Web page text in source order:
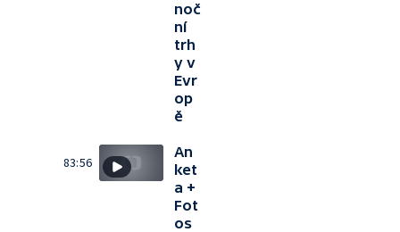
noč
ní
trh
y v
Evr
op
ě
83:56
An
ket
a +
Fot
os